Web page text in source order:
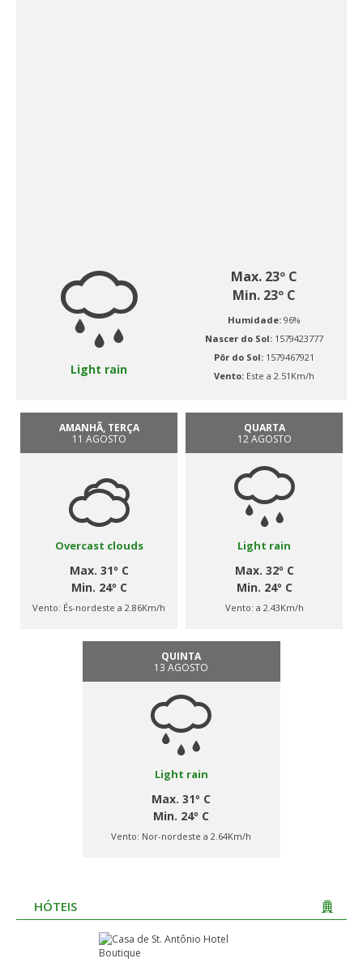
Light rain
Max. 23º C
Min. 23º C
Humidade: 96%
Nascer do Sol: 1579423777
Pôr do Sol: 1579467921
Vento: Este a 2.51Km/h
AMANHÃ, TERÇA
11 AGOSTO
Overcast clouds
Max. 31º C
Min. 24º C
Vento: És-nordeste a 2.86Km/h
QUARTA
12 AGOSTO
Light rain
Max. 32º C
Min. 24º C
Vento: a 2.43Km/h
QUINTA
13 AGOSTO
Light rain
Max. 31º C
Min. 24º C
Vento: Nor-nordeste a 2.64Km/h
HÓTEIS